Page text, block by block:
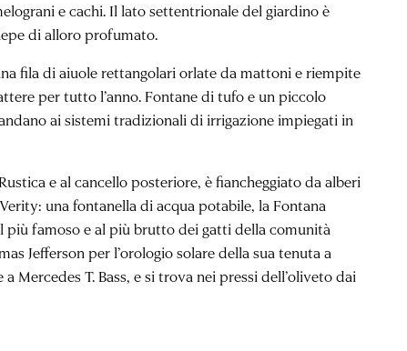
e cachi. Il lato settentrionale del giardino è
di alloro profumato.
fila di aiuole rettangolari orlate da mattoni e riempite
per tutto l’anno. Fontane di tufo e un piccolo
ai sistemi tradizionali di irrigazione impiegati in
e al cancello posteriore, è fiancheggiato da alberi
una fontanella di acqua potabile, la Fontana
più famoso e al più brutto dei gatti della comunità
Jefferson per l’orologio solare della sua tenuta a
Mercedes T. Bass, e si trova nei pressi dell’oliveto dai